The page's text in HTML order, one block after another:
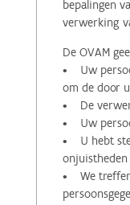
bepalingen
verwerking
De OVAM
• Uw
om de door
• De
• Uw
• U hebt
onjuistheden
• We treffen